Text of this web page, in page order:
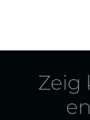
Zeig